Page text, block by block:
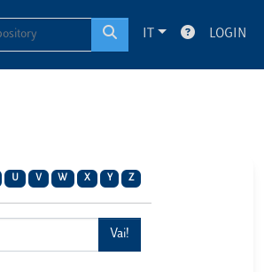
IT LOGIN
U V W X Y Z